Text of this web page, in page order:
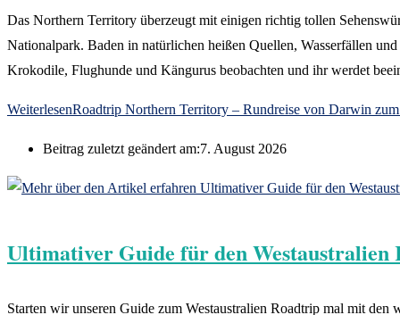
Das Northern Territory überzeugt mit einigen richtig tollen
Nationalpark. Baden in natürlichen heißen Quellen, Wasserfällen
Krokodile, Flughunde und Kängurus beobachten und ihr werdet
WeiterlesenRoadtrip Northern Territory – Rundreise von Darwin
Beitrag zuletzt geändert am:7. August 2026
Ultimativer Guide für den Westaustralien
Starten wir unseren Guide zum Westaustralien Roadtrip mal mit